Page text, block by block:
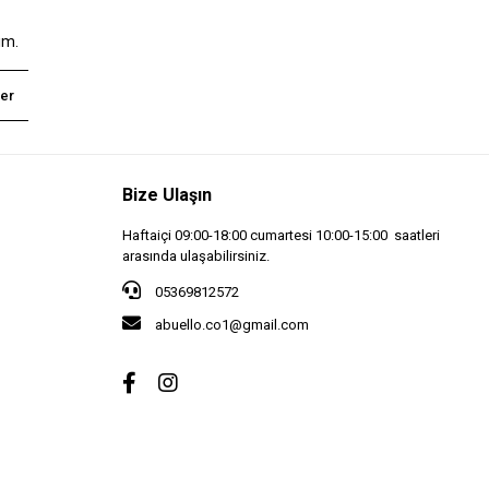
Bize Ulaşın
Haftaiçi 09:00-18:00 cumartesi 10:00-15:00 saatleri
arasında ulaşabilirsiniz.
05369812572
abuello.co1@gmail.com